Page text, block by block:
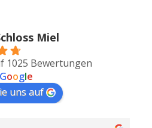
Miel
1025 Bewertungen
Google
uns auf